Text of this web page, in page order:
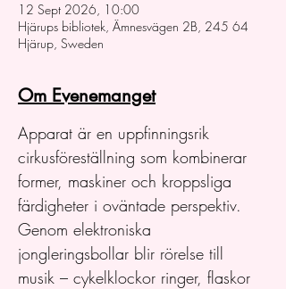
12 Sept 2026, 10:00
Hjärups bibliotek, Ämnesvägen 2B, 245 64
Hjärup, Sweden
Om Evenemanget
Apparat är en uppfinningsrik
cirkusföreställning som kombinerar
former, maskiner och kroppsliga
färdigheter i oväntade perspektiv.
Genom elektroniska
jongleringsbollar blir rörelse till
musik – cykelklockor ringer, flaskor